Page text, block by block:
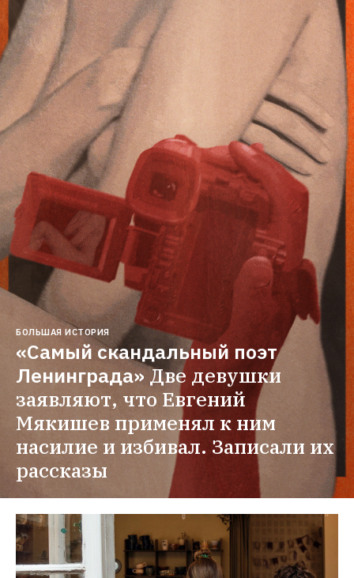
БОЛЬШАЯ ИСТОРИЯ
«Самый скандальный поэт
Ленинграда»Две девушки
заявляют, что Евгений
Мякишев применял к ним
насилие и избивал. Записали их
рассказы